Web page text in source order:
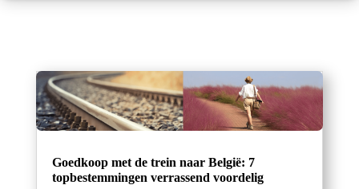
Goedkoop met de trein naar België: 7
topbestemmingen verrassend voordelig